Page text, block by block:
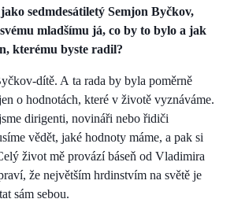
sedmdesátiletý Semjon Byčkov,
mladšímu já, co by to bylo a jak
kterému byste radil?
dítě. A ta rada by byla poměrně
o hodnotách, které v životě vyznáváme.
dirigenti, novináři nebo řidiči
vědět, jaké hodnoty máme, a pak si
život mě provází báseň od Vladimira
že největším hrdinstvím na světě je
sám sebou.